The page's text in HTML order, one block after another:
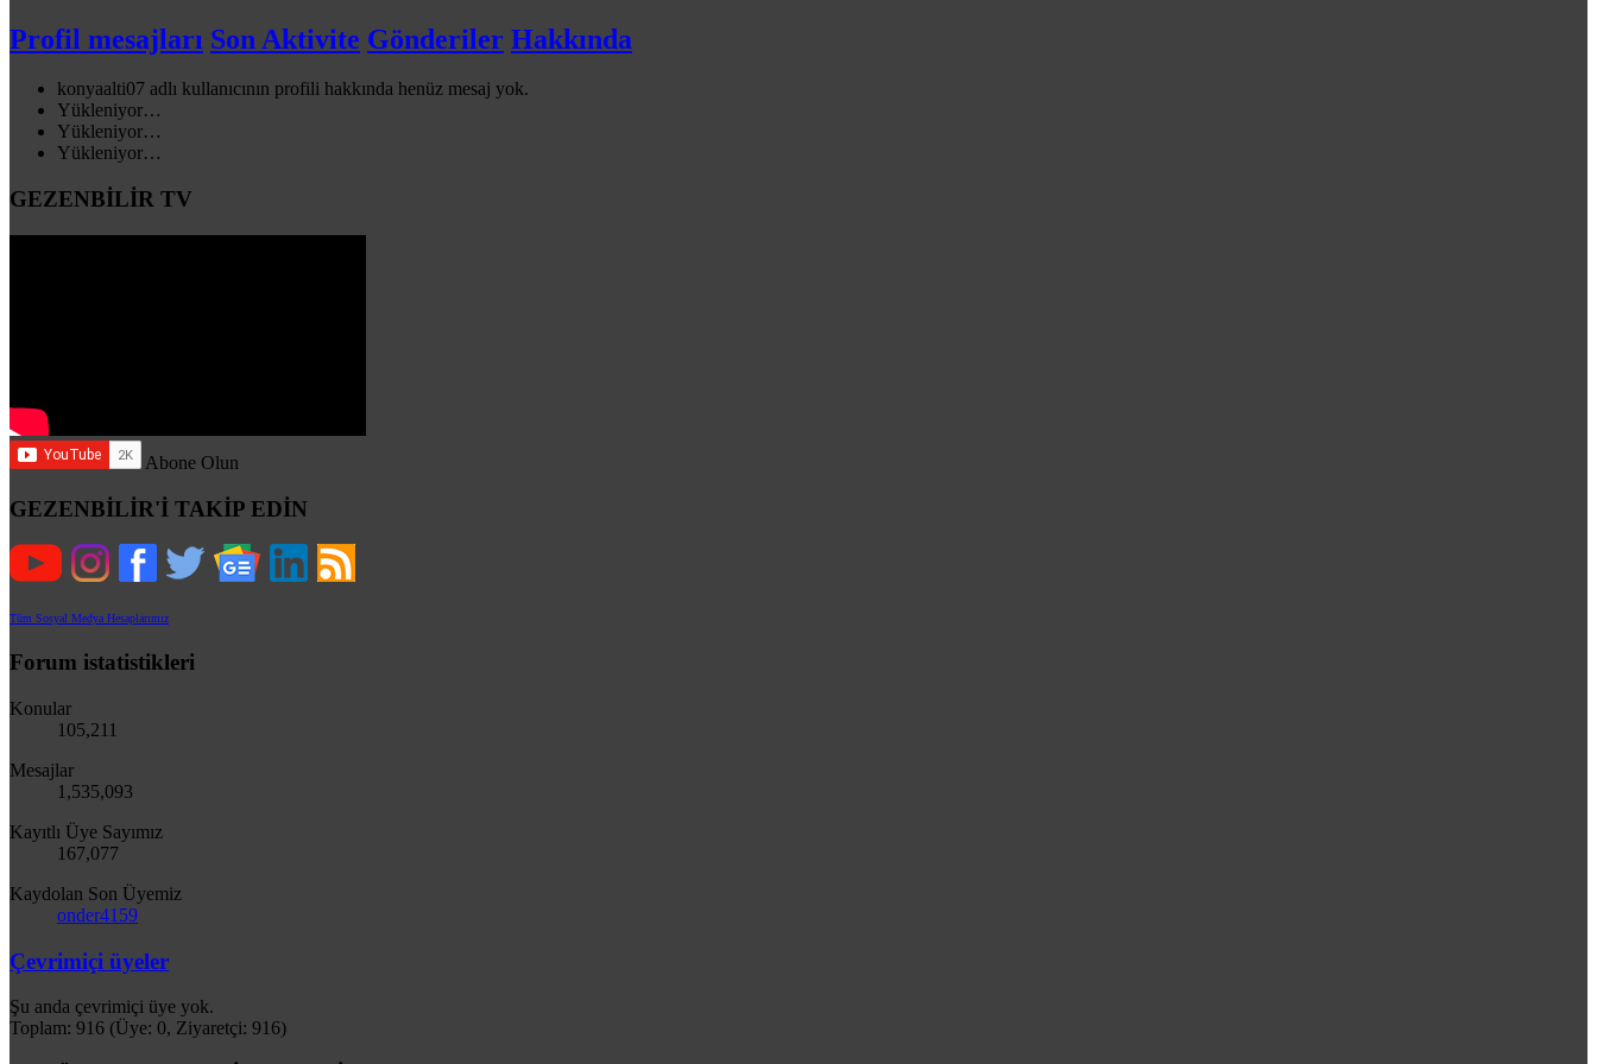
Profil mesajları Son Aktivite Gönderiler Hakkında
konyaalti07 adlı kullanıcının profili hakkında henüz mesaj yok.
Yükleniyor…
Yükleniyor…
Yükleniyor…
GEZENBİLİR TV
Abone Olun
GEZENBİLİR'İ TAKİP EDİN
Tüm Sosyal Medya Hesaplarımız
Forum istatistikleri
Konular
105,211
Mesajlar
1,535,093
Kayıtlı Üye Sayımız
167,077
Kaydolan Son Üyemiz
onder4159
Çevrimiçi üyeler
Şu anda çevrimiçi üye yok.
Toplam: 916 (Üye: 0, Ziyaretçi: 916)